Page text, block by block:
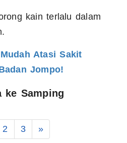
kain terlalu dalam
Atasi Sakit
Jompo!
ke Samping
2 3 »